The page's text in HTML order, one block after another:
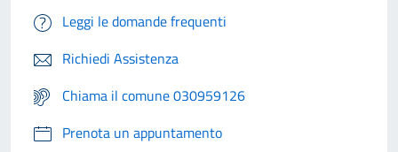
Leggi le domande frequenti
Richiedi Assistenza
Chiama il comune 030959126
Prenota un appuntamento